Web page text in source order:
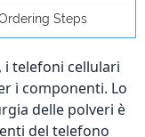
Steps
i telefoni cellulari
i componenti. Lo
delle polveri è
del telefono